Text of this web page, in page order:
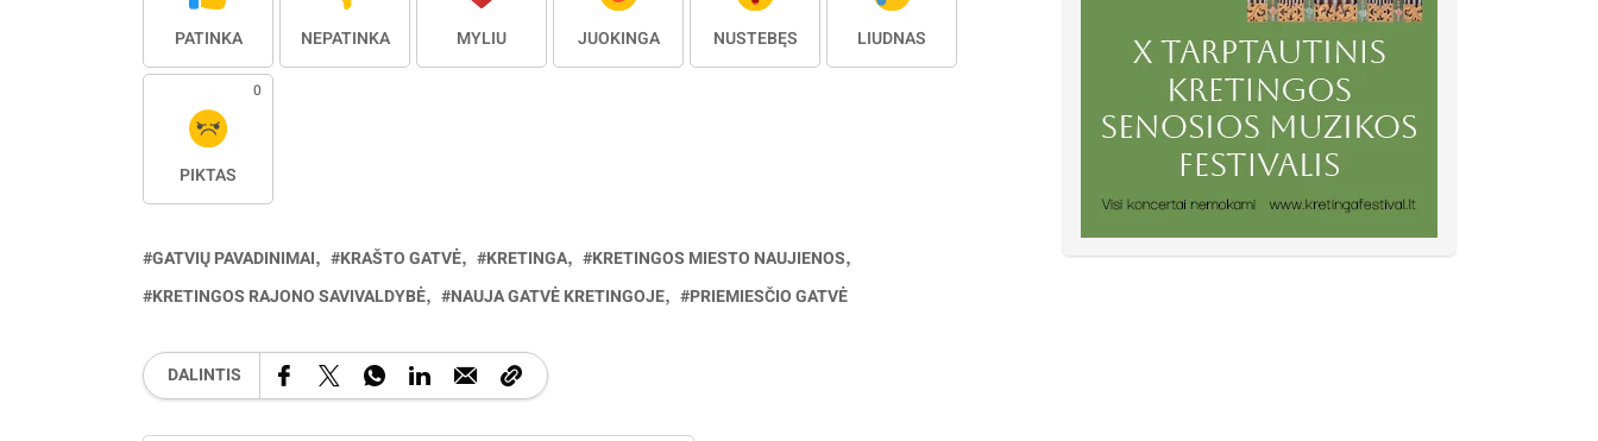
PATINKA NEPATINKA MYLIU JUOKINGA NUSTEBĘS LIŪDNAS
0
PIKTAS
GATVIŲ PAVADINIMAI KRAŠTO GATVĖ KRETINGA
KRETINGOS MIESTO NAUJIENOS
KRETINGOS RAJONO SAVIVALDYBĖ
NAUJA GATVĖ KRETINGOJE PRIEMIESČIO GATVĖ
DALINTIS